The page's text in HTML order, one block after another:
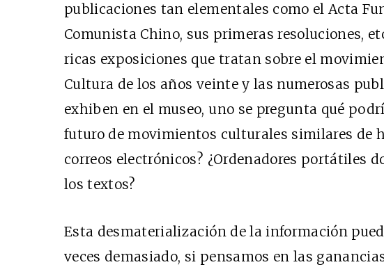
publicaciones tan elementales como el Acta
Comunista Chino, sus primeras resoluciones,
ricas exposiciones que tratan sobre el
Cultura de los años veinte y las numerosas
exhiben en el museo, uno se pregunta qué
futuro de movimientos culturales similares de
correos electrónicos? ¿Ordenadores portátiles
los textos?
Esta desmaterialización de la información
veces demasiado, si pensamos en las